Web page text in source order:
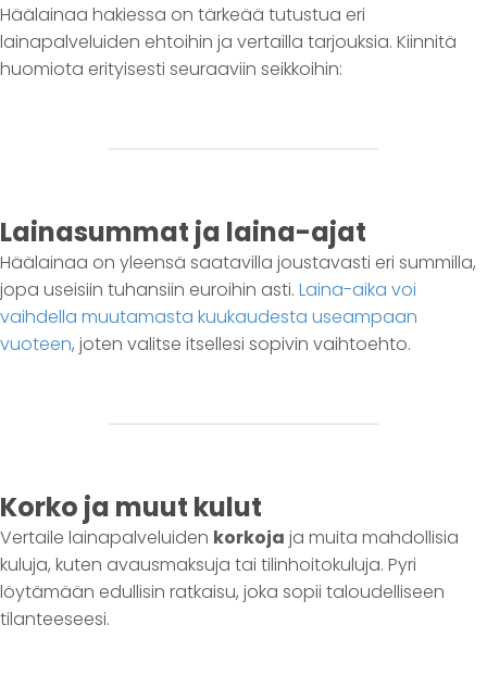
Häälainaa hakiessa on tärkeää tutustua eri
lainapalveluiden ehtoihin ja vertailla tarjouksia. Kiinnitä
huomiota erityisesti seuraaviin seikkoihin:
Lainasummat ja laina-ajat
Häälainaa on yleensä saatavilla joustavasti eri summilla,
jopa useisiin tuhansiin euroihin asti. Laina-aika voi
vaihdella muutamasta kuukaudesta useampaan
vuoteen, joten valitse itsellesi sopivin vaihtoehto.
Korko ja muut kulut
Vertaile lainapalveluiden korkoja ja muita mahdollisia
kuluja, kuten avausmaksuja tai tilinhoitokuluja. Pyri
löytämään edullisin ratkaisu, joka sopii taloudelliseen
tilanteeseesi.